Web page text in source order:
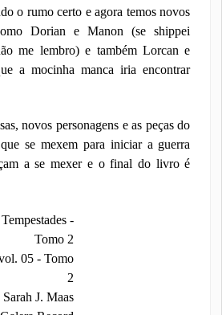
o rumo certo e agora temos novos
Dorian e Manon (se shippei
me lembro) e também Lorcan e
a mocinha manca iria encontrar
novos personagens e as peças do
se mexem para iniciar a guerra
a se mexer e o final do livro é
-
Tomo 2
05 - Tomo
2
Sarah J. Maas